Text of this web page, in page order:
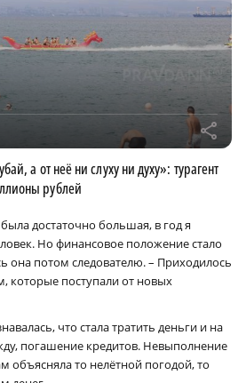
r
а от неё ни слуху ни духу»: турагент
рублей
достаточно большая, в год я
Но финансовое положение стало
она потом следователю. – Приходилось
которые поступали от новых
что стала тратить деньги и на
погашение кредитов. Невыполнение
объясняла то нелётной погодой, то